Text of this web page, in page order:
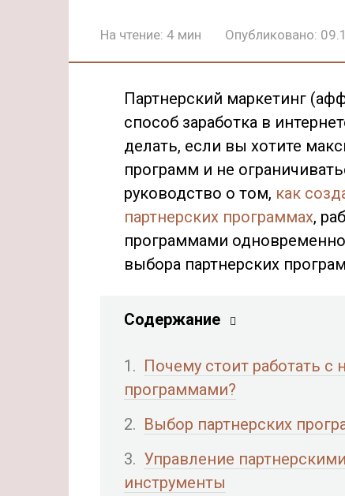
На чтение: 4 мин Опубликовано:
Партнерский маркетинг
способ заработка в
делать, если вы хотите
программ и не
руководство о том, как
партнерских программах,
программами
выбора партнерских
Содержание
Почему стоит работать
программами?
Выбор партнерских
Управление
инструменты